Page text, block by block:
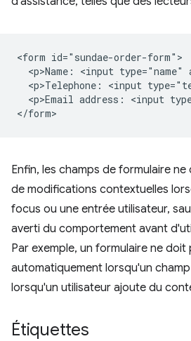
<form id="sundae-order-form">
<p>Name: <input type="name"
<p>Telephone: <input
<p>Email address: <input
Enfin, les champs de formulaire
de modifications contextuelles
focus ou une entrée utilisateur,
averti du comportement avant
Par exemple, un formulaire ne
automatiquement lorsqu'un
lorsqu'un utilisateur ajoute du
Étiquettes